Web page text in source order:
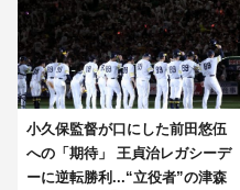
小久保監督が口にした前田悠伍
への「期待」 王貞治レガシーデ
ーに逆転勝利...“立役者”の津森